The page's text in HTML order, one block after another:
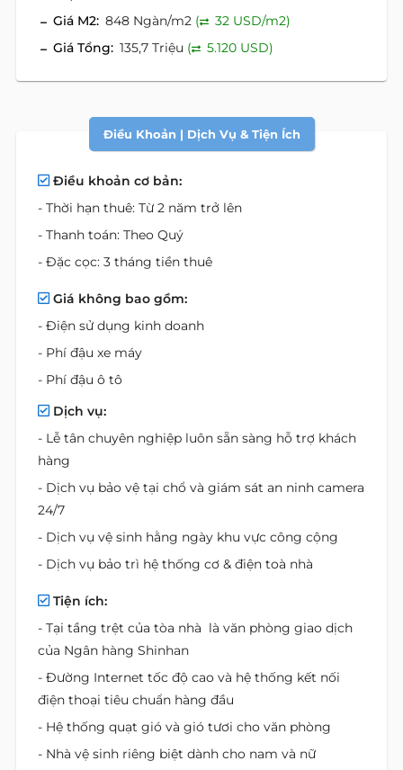
Giá M2: 848 Ngàn/m2 (
32 USD/m2)
Giá Tổng: 135,7 Triệu ( 5.120 USD)
Điều Khoản | Dịch Vụ & Tiện Ích
Điều khoản cơ bản:
- Thời hạn thuê: Từ 2 năm trở lên
- Thanh toán: Theo Quý
- Đặc cọc: 3 tháng tiền thuê
Giá không bao gồm:
- Điện sử dụng kinh doanh
- Phí đậu xe máy
- Phí đậu ô tô
Dịch vụ:
- Lễ tân chuyên nghiệp luôn sẵn sàng hỗ trợ khách
hàng
- Dịch vụ bảo vệ tại chổ và giám sát an ninh camera
24/7
- Dịch vụ vệ sinh hằng ngày khu vực công cộng
- Dịch vụ bảo trì hệ thống cơ & điện toà nhà
Tiện ích:
- Tại tầng trệt của tòa nhà là văn phòng giao dịch
của Ngân hàng Shinhan
- Đường Internet tốc độ cao và hệ thống kết nối
điện thoại tiêu chuẩn hàng đầu
- Hệ thống quạt gió và gió tươi cho văn phòng
- Nhà vệ sinh riêng biệt dành cho nam và nữ